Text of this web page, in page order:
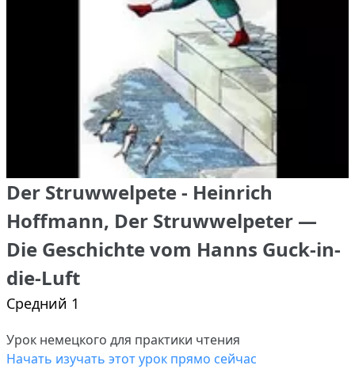
Der Struwwelpete - Heinrich
Hoffmann, Der Struwwelpeter —
Die Geschichte vom Hanns Guck-in-
die-Luft
Средний 1
Урок немецкого для практики чтения
Начать изучать этот урок прямо сейчас